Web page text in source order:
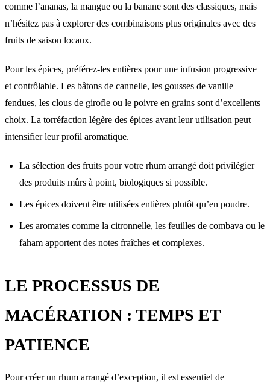
comme l’ananas, la mangue ou la banane sont des classiques, mais
n’hésitez pas à explorer des combinaisons plus originales avec des
fruits de saison locaux.
Pour les épices, préférez-les entières pour une infusion progressive
et contrôlable. Les bâtons de cannelle, les gousses de vanille
fendues, les clous de girofle ou le poivre en grains sont d’excellents
choix. La torréfaction légère des épices avant leur utilisation peut
intensifier leur profil aromatique.
La sélection des fruits pour votre rhum arrangé doit privilégier
des produits mûrs à point, biologiques si possible.
Les épices doivent être utilisées entières plutôt qu’en poudre.
Les aromates comme la citronnelle, les feuilles de combava ou le
faham apportent des notes fraîches et complexes.
LE PROCESSUS DE
MACÉRATION : TEMPS ET
PATIENCE
Pour créer un rhum arrangé d’exception, il est essentiel de